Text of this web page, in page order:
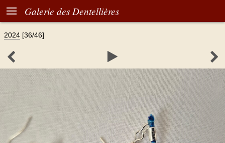
 Galerie des Dentellières
2024 [36/46]
  